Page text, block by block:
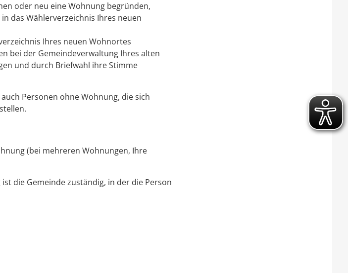
oder neu eine Wohnung begründen,
das Wählerverzeichnis Ihres neuen
Ihres neuen Wohnortes
bei der Gemeindeverwaltung Ihres alten
und durch Briefwahl ihre Stimme
Personen ohne Wohnung, die sich
(bei mehreren Wohnungen, Ihre
die Gemeinde zuständig, in der die Person